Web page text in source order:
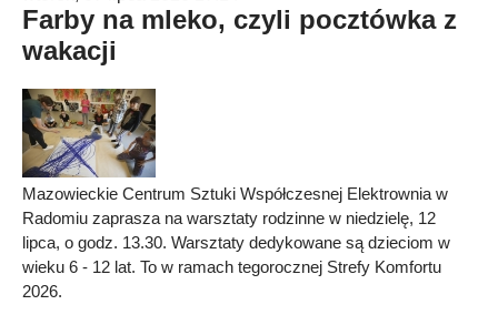
Farby na mleko, czyli pocztówka z
wakacji
Mazowieckie Centrum Sztuki Współczesnej Elektrownia w
Radomiu zaprasza na warsztaty rodzinne w niedzielę, 12
lipca, o godz. 13.30. Warsztaty dedykowane są dzieciom w
wieku 6 - 12 lat. To w ramach tegorocznej Strefy Komfortu
2026.